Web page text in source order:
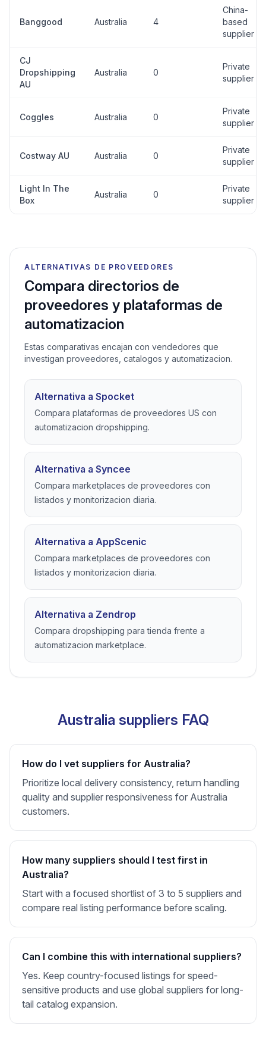
Banggood Australia 4
China-
based
supplier
CJ
Dropshipping
AU
Australia 0
Private
supplier
Coggles Australia 0
Private
supplier
Costway AU Australia 0
Private
supplier
Light In The
Box
Australia 0
Private
supplier
ALTERNATIVAS DE PROVEEDORES
Compara directorios de
proveedores y plataformas de
automatizacion
Estas comparativas encajan con vendedores que
investigan proveedores, catalogos y automatizacion.
Alternativa a Spocket
Compara plataformas de proveedores US con
automatizacion dropshipping.
Alternativa a Syncee
Compara marketplaces de proveedores con
listados y monitorizacion diaria.
Alternativa a AppScenic
Compara marketplaces de proveedores con
listados y monitorizacion diaria.
Alternativa a Zendrop
Compara dropshipping para tienda frente a
automatizacion marketplace.
Australia suppliers FAQ
How do I vet suppliers for Australia?
Prioritize local delivery consistency, return handling
quality and supplier responsiveness for Australia
customers.
How many suppliers should I test first in
Australia?
Start with a focused shortlist of 3 to 5 suppliers and
compare real listing performance before scaling.
Can I combine this with international suppliers?
Yes. Keep country-focused listings for speed-
sensitive products and use global suppliers for long-
tail catalog expansion.